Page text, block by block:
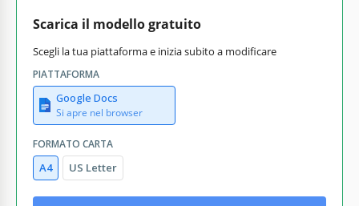
Scarica il modello gratuito
Scegli la tua piattaforma e inizia subito a modificare
PIATTAFORMA
Google Docs
Si apre nel browser
FORMATO CARTA
A4 US Letter